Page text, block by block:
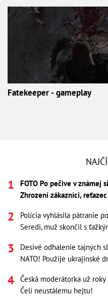
Fatekeeper - gameplay
FOTO Po pečive v známej
Zhrození zákazníci,
Polícia vyhlásila pátranie
Seredi, muž skončil s
Desivé odhalenie tajných
NATO! Použije ukrajinské
Česká moderátorka už
Čelí neustálemu hejtu!